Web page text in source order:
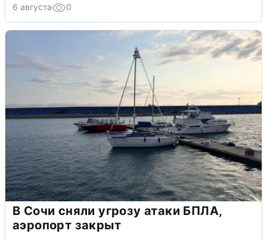
6 августа 0
В Сочи сняли угрозу атаки БПЛА,
аэропорт закрыт